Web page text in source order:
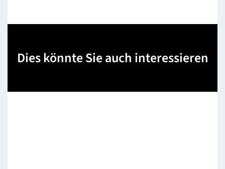
Dies könnte Sie auch interessieren